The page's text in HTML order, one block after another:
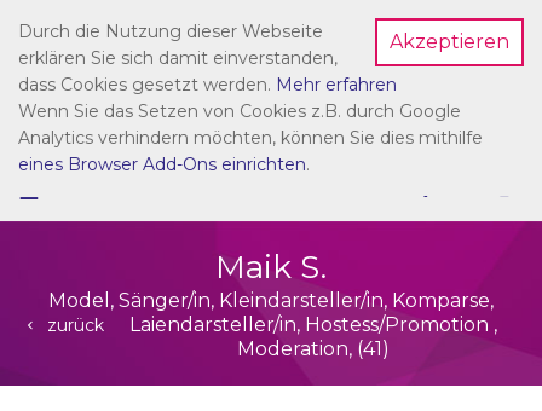
Dein Account
☰
Maik S.
zurück
Model, Sänger/in, Kleindarsteller/in, Komparse,
Laiendarsteller/in, Hostess/Promotion ,
Moderation, (41)
Akzeptieren
Durch die Nutzung dieser Webseite
erklären Sie sich damit einverstanden,
dass Cookies gesetzt werden. Mehr erfahren
Wenn Sie das Setzen von Cookies z.B. durch Google
Analytics verhindern möchten, können Sie dies mithilfe
eines Browser Add-Ons einrichten.